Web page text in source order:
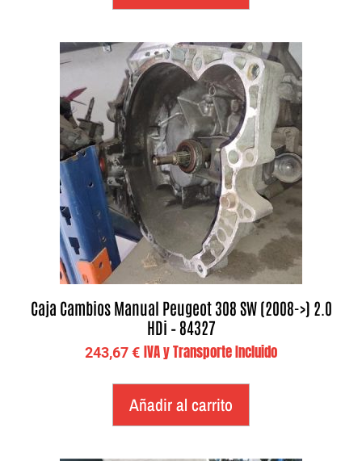
Caja Cambios Manual Peugeot 308 SW (2008->) 2.0
HDi – 84327
243,67€ IVA y Transporte Incluido
Añadir al carrito